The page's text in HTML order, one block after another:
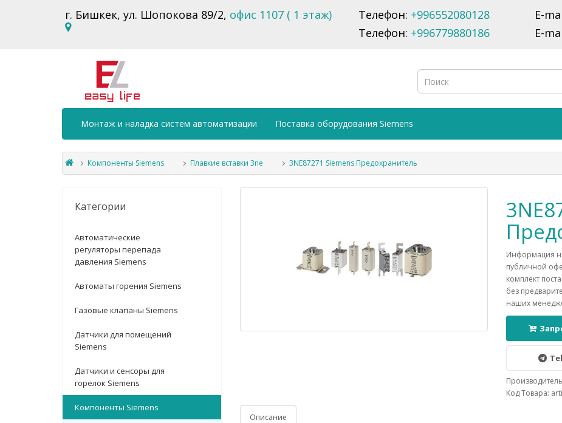
г. Бишкек, ул. Шопокова 89/2, офис 1107 ( 1 этаж) Телефон: +996552080128
Телефон: +996779880186
E-
E-
Монтаж и наладка систем автоматизации Поставка оборудования Siemens
Компоненты Siemens Плавкие вставки 3ne 3NE87271 Siemens Предохранитель
Категории
Автоматические
регуляторы перепада
давления Siemens
Автоматы горения Siemens
Газовые клапаны Siemens
Датчики для помещений
Siemens
Датчики и сенсоры для
горелок Siemens
Компоненты Siemens
Информация
публичной
комплект
без
наших
Код Товара:
Описание